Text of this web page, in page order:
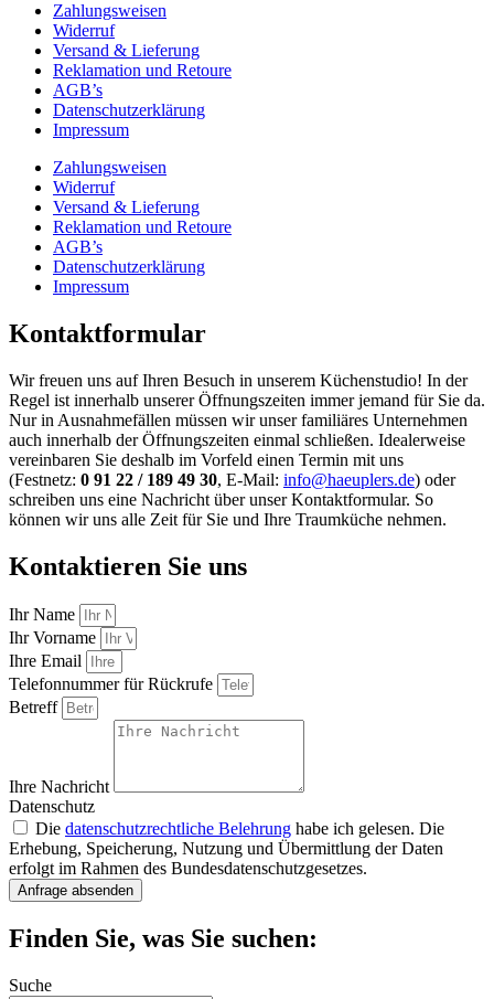
Zahlungsweisen
Widerruf
Versand & Lieferung
Reklamation und Retoure
AGB’s
Datenschutzerklärung
Impressum
Zahlungsweisen
Widerruf
Versand & Lieferung
Reklamation und Retoure
AGB’s
Datenschutzerklärung
Impressum
Kontaktformular
Wir freuen uns auf Ihren Besuch in unserem Küchenstudio! In der
Regel ist innerhalb unserer Öffnungszeiten immer jemand für Sie da.
Nur in Ausnahmefällen müssen wir unser familiäres Unternehmen
auch innerhalb der Öffnungszeiten einmal schließen. Idealerweise
vereinbaren Sie deshalb im Vorfeld einen Termin mit uns
(Festnetz: 0 91 22 / 189 49 30, E-Mail: info@haeuplers.de) oder
schreiben uns eine Nachricht über unser Kontaktformular. So
können wir uns alle Zeit für Sie und Ihre Traumküche nehmen.
Kontaktieren Sie uns
Ihr Name
Ihr Vorname
Ihre Email
Telefonnummer für Rückrufe
Betreff
Ihre Nachricht
Datenschutz
Die datenschutzrechtliche Belehrung habe ich gelesen. Die
Erhebung, Speicherung, Nutzung und Übermittlung der Daten
erfolgt im Rahmen des Bundesdatenschutzgesetzes.
Anfrage absenden
Finden Sie, was Sie suchen:
Suche